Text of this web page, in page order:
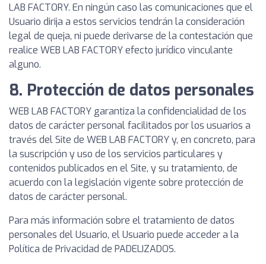
LAB FACTORY. En ningún caso las comunicaciones que el
Usuario dirija a estos servicios tendrán la consideración
legal de queja, ni puede derivarse de la contestación que
realice WEB LAB FACTORY efecto jurídico vinculante
alguno.
8. Protección de datos personales
WEB LAB FACTORY garantiza la confidencialidad de los
datos de carácter personal facilitados por los usuarios a
través del Site de WEB LAB FACTORY y, en concreto, para
la suscripción y uso de los servicios particulares y
contenidos publicados en el Site, y su tratamiento, de
acuerdo con la legislación vigente sobre protección de
datos de carácter personal.
Para más información sobre el tratamiento de datos
personales del Usuario, el Usuario puede acceder a la
Política de Privacidad de PADELIZADOS.